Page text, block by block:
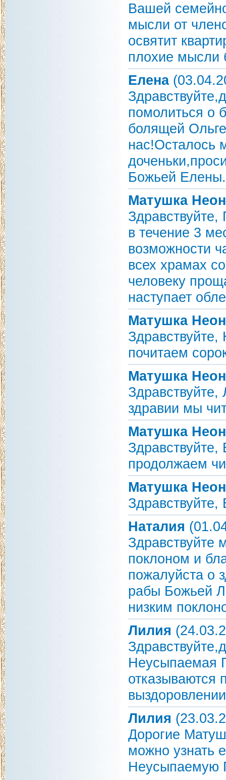
Вашей
мысли от
освятит
плохие мысли
Елена
помолиться о
болящей
нас!Осталось
Божьей
Матушка
в течение 3
возможности
всех храмах
человеку
наступает
Матушка
почитаем
Матушка
здравии мы
Матушка
продолжаем
Матушка
Наталия
поклоном и
пожалуйста о
рабы Божьей
низким
Лилия
Неусыпаемая
отказываются
Лилия
Дорогие
можно узнать
Неусыпаемую